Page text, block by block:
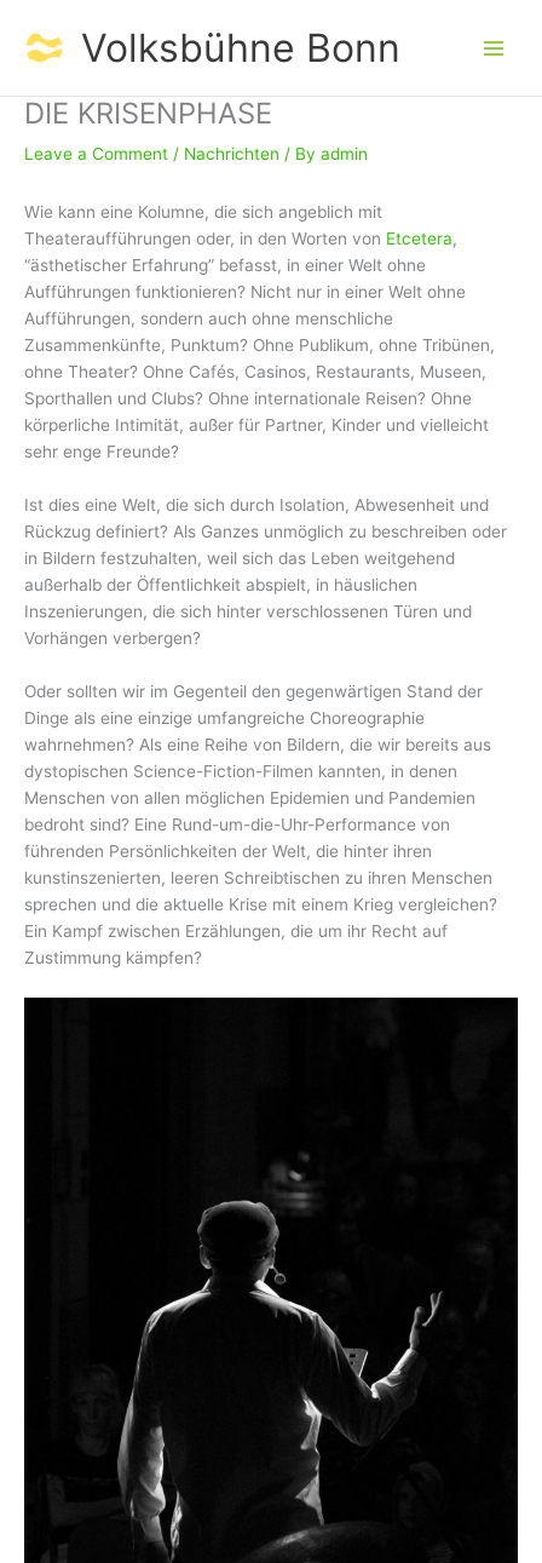
content
Volksbühne Bonn
DIE KRISENPHASE
Leave a Comment / Nachrichten / By admin
Wie kann eine Kolumne, die sich angeblich mit
Theateraufführungen oder, in den Worten von Etcetera,
“ästhetischer Erfahrung” befasst, in einer Welt ohne
Aufführungen funktionieren? Nicht nur in einer Welt ohne
Aufführungen, sondern auch ohne menschliche
Zusammenkünfte, Punktum? Ohne Publikum, ohne Tribünen,
ohne Theater? Ohne Cafés, Casinos, Restaurants, Museen,
Sporthallen und Clubs? Ohne internationale Reisen? Ohne
körperliche Intimität, außer für Partner, Kinder und vielleicht
sehr enge Freunde?
Ist dies eine Welt, die sich durch Isolation, Abwesenheit und
Rückzug definiert? Als Ganzes unmöglich zu beschreiben oder
in Bildern festzuhalten, weil sich das Leben weitgehend
außerhalb der Öffentlichkeit abspielt, in häuslichen
Inszenierungen, die sich hinter verschlossenen Türen und
Vorhängen verbergen?
Oder sollten wir im Gegenteil den gegenwärtigen Stand der
Dinge als eine einzige umfangreiche Choreographie
wahrnehmen? Als eine Reihe von Bildern, die wir bereits aus
dystopischen Science-Fiction-Filmen kannten, in denen
Menschen von allen möglichen Epidemien und Pandemien
bedroht sind? Eine Rund-um-die-Uhr-Performance von
führenden Persönlichkeiten der Welt, die hinter ihren
kunstinszenierten, leeren Schreibtischen zu ihren Menschen
sprechen und die aktuelle Krise mit einem Krieg vergleichen?
Ein Kampf zwischen Erzählungen, die um ihr Recht auf
Zustimmung kämpfen?